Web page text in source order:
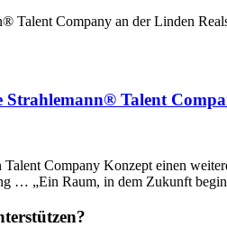
Talent
Company Konzept einen
… „Ein Raum, in dem Zukunft